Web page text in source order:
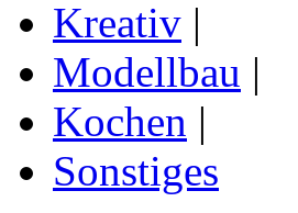
Kreativ |
Modellbau |
Kochen |
Sonstiges